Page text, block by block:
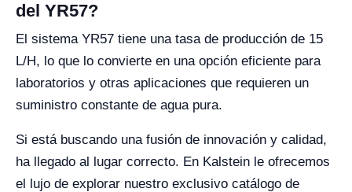
del YR57?
El sistema YR57 tiene una tasa de producción de 15
L/H, lo que lo convierte en una opción eficiente para
laboratorios y otras aplicaciones que requieren un
suministro constante de agua pura.
Si está buscando una fusión de innovación y calidad,
ha llegado al lugar correcto. En Kalstein le ofrecemos
el lujo de explorar nuestro exclusivo catálogo de